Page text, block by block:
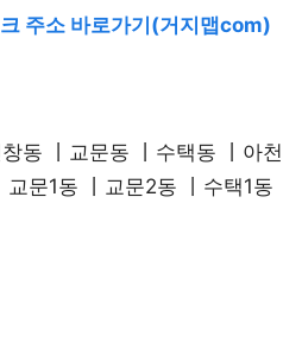
주소 바로가기(거지맵com)
동 丨교문동 丨수택동 丨아천
문1동 丨교문2동 丨수택1동